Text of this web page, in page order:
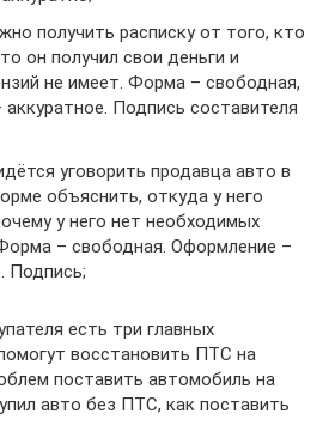
получить расписку от того, кто
он получил свои деньги и
не имеет. Форма – свободная,
Подпись составителя
уговорить продавца авто в
объяснить, откуда у него
у него нет необходимых
– свободная. Оформление –
Подпись;
есть три главных
восстановить ПТС на
поставить автомобиль на
авто без ПТС, как поставить